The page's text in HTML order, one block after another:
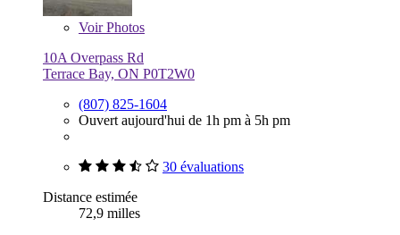
VoirPhotos
10A Overpass Rd
Terrace Bay, ON P0T2W0
(807) 825-1604
Ouvert aujourd'hui de 1h pm à 5h pm
30 évaluations
Distance estimée
72,9 milles